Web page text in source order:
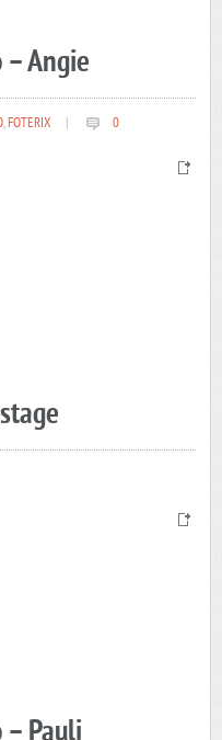
– Angie
,FOTERIX 0